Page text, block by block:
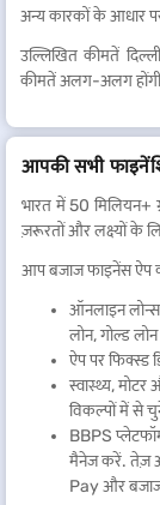
अन्य कारकों के आधार
उल्लिखित कीमतें
कीमतें अलग-अलग
आपकी सभी
भारत में 50 मिलियन+
ज़रूरतों और लक्ष्यों के
आप बजाज फाइनेंस ऐप
ऑनलाइन
लोन, गोल्ड
ऐप पर फिक्स्ड
स्वास्थ्य, मोटर
विकल्पों में से
BBPS
मैनेज करें. तेज़
Pay और